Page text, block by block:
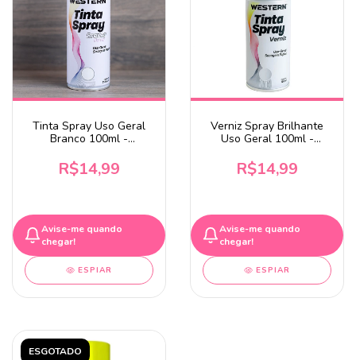
Tinta Spray Uso Geral
Branco 100ml -
R$14,99
Avise-me quando
chegar!
ESPIAR
Verniz Spray Brilhante
Uso Geral 100ml -
R$14,99
Avise-me quando
chegar!
ESPIAR
ESGOTADO